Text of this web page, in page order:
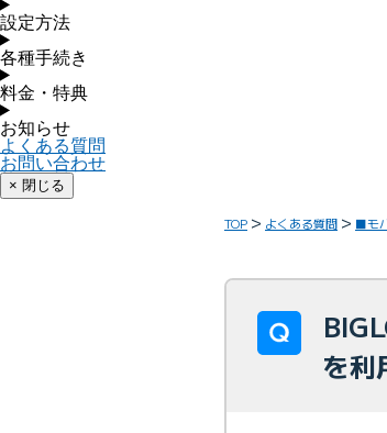
設定方法
各種手続き
料金・特典
お知らせ
よくある質問
お問い合わせ
× 閉じる
TOP よくある質問 ■モ
を利